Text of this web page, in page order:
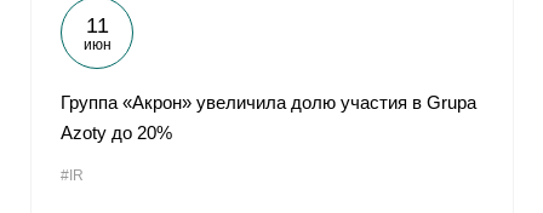
11
июн
Группа «Акрон» увеличила долю участия в Grupa
Azoty до 20%
#IR